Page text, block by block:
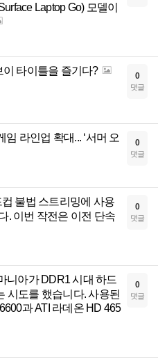
Laptop Go) 모델이
타이틀을 즐기다? 0
댓글
라인업 확대... ‘서머 오
0
댓글
불법 스트리밍에 사용
. 이번 작전은 이전 단속
0
댓글
니아가 DDR1 시대 하드
시도를 했습니다. 사용된
과 ATI 라데온 HD 465
0
댓글